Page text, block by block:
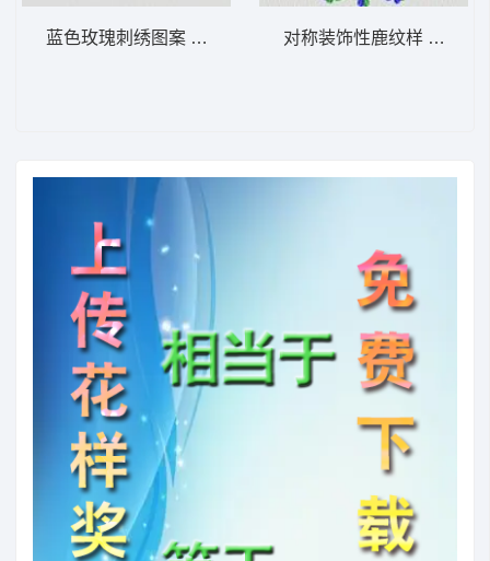
蓝色玫瑰刺绣图案 植物花型 对称装饰性鹿纹样 植物花